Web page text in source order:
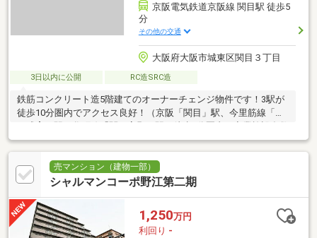
京阪電気鉄道京阪線 関目駅 徒歩5
分
その他の交通
大阪府大阪市城東区関目３丁目
3日以内に公開 RC造SRC造
鉄筋コンクリート造5階建てのオーナーチェンジ物件です！3駅が
徒歩10分圏内でアクセス良好！（京阪「関目」駅、今里筋線「関
の便利な環境です！
売マンション（建物一部）
シャルマンコーポ野江第二期
1,250万円
利回り -